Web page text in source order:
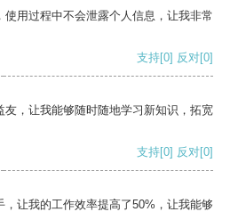
用过程中不会泄露个人信息，让我非常
支持[0] 反对[0]
，让我能够随时随地学习新知识，拓宽
支持[0] 反对[0]
让我的工作效率提高了50%，让我能够